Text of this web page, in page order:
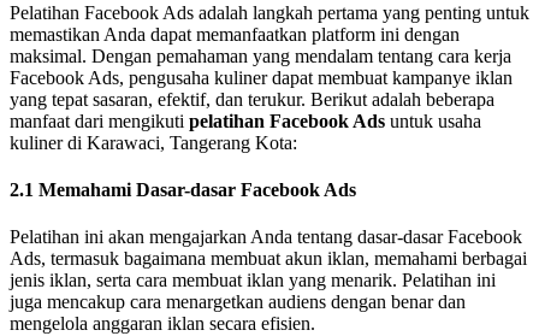
Pelatihan Facebook Ads adalah langkah pertama yang penting untuk
memastikan Anda dapat memanfaatkan platform ini dengan
maksimal. Dengan pemahaman yang mendalam tentang cara kerja
Facebook Ads, pengusaha kuliner dapat membuat kampanye iklan
yang tepat sasaran, efektif, dan terukur. Berikut adalah beberapa
manfaat dari mengikuti pelatihan Facebook Ads untuk usaha
kuliner di Karawaci, Tangerang Kota:
2.1 Memahami Dasar-dasar Facebook Ads
Pelatihan ini akan mengajarkan Anda tentang dasar-dasar Facebook
Ads, termasuk bagaimana membuat akun iklan, memahami berbagai
jenis iklan, serta cara membuat iklan yang menarik. Pelatihan ini
juga mencakup cara menargetkan audiens dengan benar dan
mengelola anggaran iklan secara efisien.